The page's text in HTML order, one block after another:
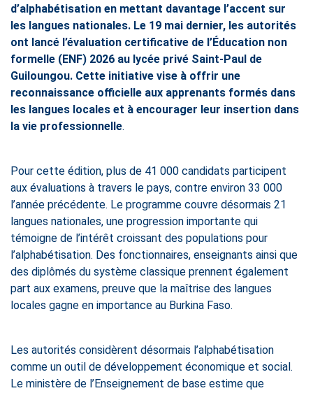
d’alphabétisation en mettant davantage l’accent sur
les langues nationales. Le 19 mai dernier, les autorités
ont lancé l’évaluation certificative de l’Éducation non
formelle (ENF) 2026 au lycée privé Saint-Paul de
Guiloungou. Cette initiative vise à offrir une
reconnaissance officielle aux apprenants formés dans
les langues locales et à encourager leur insertion dans
la vie professionnelle.
Pour cette édition, plus de 41 000 candidats participent
aux évaluations à travers le pays, contre environ 33 000
l’année précédente. Le programme couvre désormais 21
langues nationales, une progression importante qui
témoigne de l’intérêt croissant des populations pour
l’alphabétisation. Des fonctionnaires, enseignants ainsi que
des diplômés du système classique prennent également
part aux examens, preuve que la maîtrise des langues
locales gagne en importance au Burkina Faso.
Les autorités considèrent désormais l’alphabétisation
comme un outil de développement économique et social.
Le ministère de l’Enseignement de base estime que